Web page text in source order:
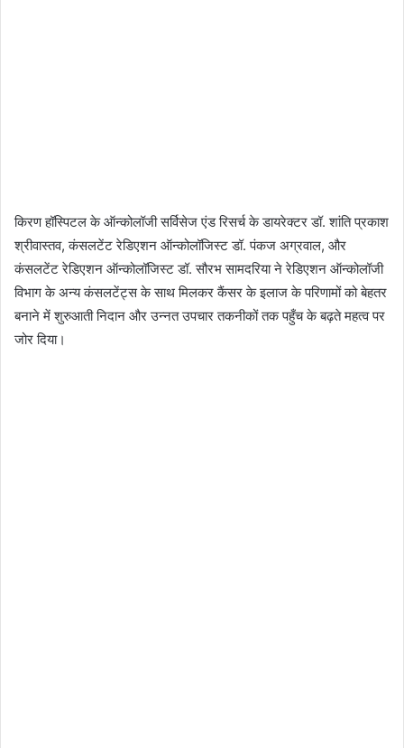
किरण हॉस्पिटल के ऑन्कोलॉजी सर्विसेज एंड रिसर्च के डायरेक्टर डॉ. शांति प्रकाश
श्रीवास्तव, कंसलटेंट रेडिएशन ऑन्कोलॉजिस्ट डॉ. पंकज अग्रवाल, और
कंसलटेंट रेडिएशन ऑन्कोलॉजिस्ट डॉ. सौरभ सामदरिया ने रेडिएशन ऑन्कोलॉजी
विभाग के अन्य कंसलटेंट्स के साथ मिलकर कैंसर के इलाज के परिणामों को बेहतर
बनाने में शुरुआती निदान और उन्नत उपचार तकनीकों तक पहुँच के बढ़ते महत्व पर
जोर दिया।